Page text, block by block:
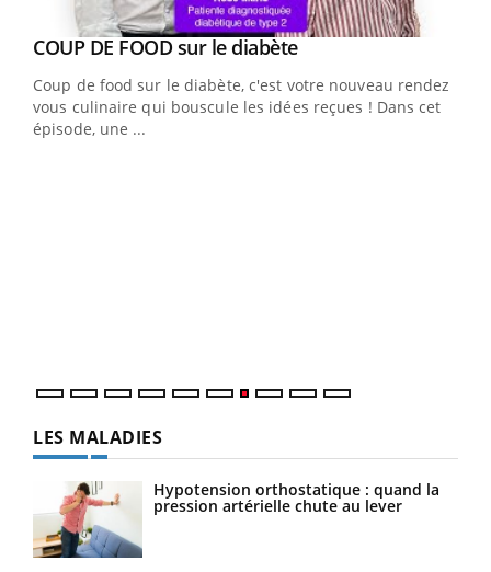
Youtube
COUP DE FOOD sur le diabèteYoutube
Coup de food sur le diabète, c'est votre nouveau rendez-
vous culinaire qui bouscule les idées reçues ! Dans cet
épisode, une ...
LES MALADIES
Hypotension orthostatique : quand la
pression artérielle chute au lever